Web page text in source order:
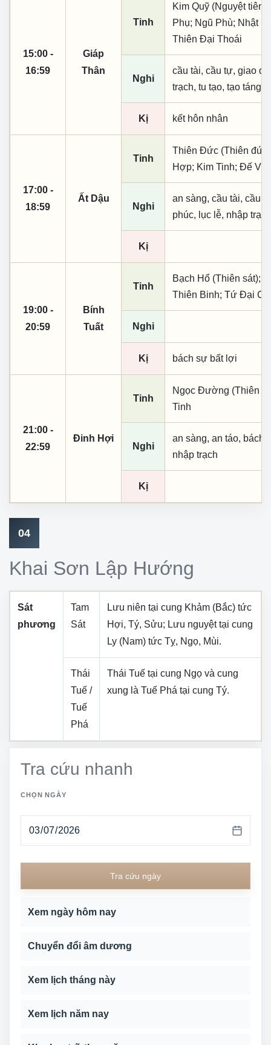
15:00 -
16:59
Giáp
Thân
Tinh
Kim Quỹ (Nguyệt
Phụ; Ngũ Phù; Nhật
Thiên Đại Thoái
Nghi
cầu tài, cầu tự, giao
trạch, tu tạo, tạo táng,
Kị kết hôn nhân
17:00 -
18:59
Ất Dậu
Tinh
Thiên Đức (Thiên
Hợp; Kim Tinh; Đế
Nghi
an sàng, cầu tài, cầu
phúc, lục lễ, nhập
Kị
19:00 -
20:59
Bính
Tuất
Tinh
Bạch Hổ (Thiên sát);
Thiên Binh; Tứ Đại
Nghi
Kị bách sự bất lợi
21:00 -
22:59
Đinh Hợi
Tinh
Ngọc Đường (Thiên
Tinh
Nghi
an sàng, an táo, bách
nhập trạch
Kị
04
Khai Sơn Lập Hướng
Sát
phương
Tam
Sát
Lưu niên tại cung Khảm (Bắc) tức
Hợi, Tý, Sửu; Lưu nguyệt tại cung
Ly (Nam) tức Tỵ, Ngọ, Mùi.
Thái
Tuế /
Tuế
Phá
Thái Tuế tại cung Ngọ và cung
xung là Tuế Phá tại cung Tý.
Tra cứu nhanh
CHỌN NGÀY
Tra cứu ngày
Xem ngày hôm nay
Chuyển đổi âm dương
Xem lịch tháng này
Xem lịch năm nay